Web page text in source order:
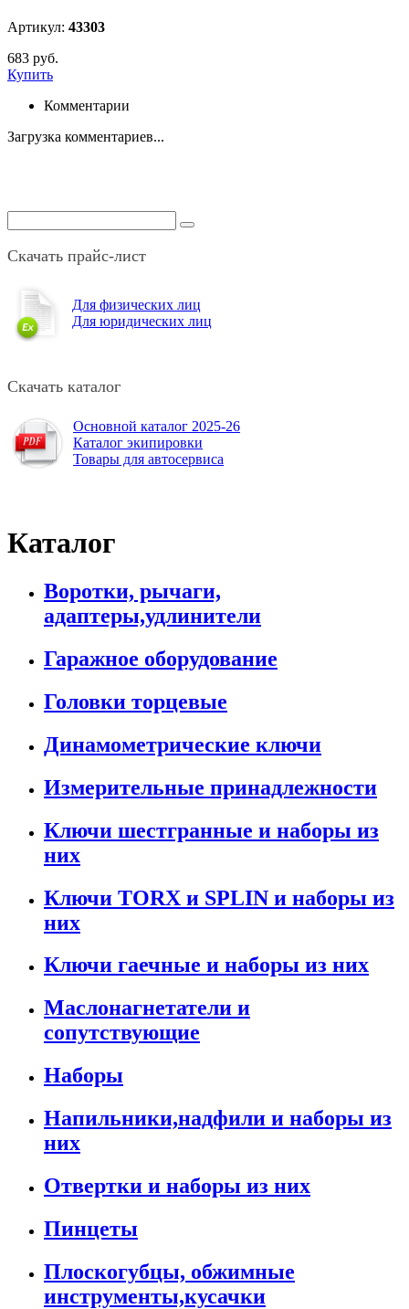
Артикул: 43303
683 руб.
Купить
Комментарии
Загрузка комментариев...
Скачать прайс-лист
Для физических лиц
Для юридических лиц
Скачать каталог
Основной каталог 2025-26
Каталог экипировки
Товары для автосервиса
Каталог
Воротки, рычаги,
адаптеры,удлинители
Гаражное оборудование
Головки торцевые
Динамометрические ключи
Измерительные принадлежности
Ключи шестгранные и наборы из
них
Ключи TORX и SPLIN и наборы из
них
Ключи гаечные и наборы из них
Маслонагнетатели и
сопутствующие
Наборы
Напильники,надфили и наборы из
них
Отвертки и наборы из них
Пинцеты
Плоскогубцы, обжимные
инструменты,кусачки